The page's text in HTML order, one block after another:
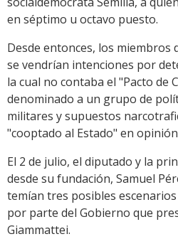
en séptimo u octavo puesto.
Desde entonces, los miembros
se vendrían intenciones por
la cual no contaba el "Pacto de
denominado a un grupo de
militares y supuestos
"cooptado al Estado" en
El 2 de julio, el diputado y la
desde su fundación, Samuel
temían tres posibles
por parte del Gobierno que
Giammattei.